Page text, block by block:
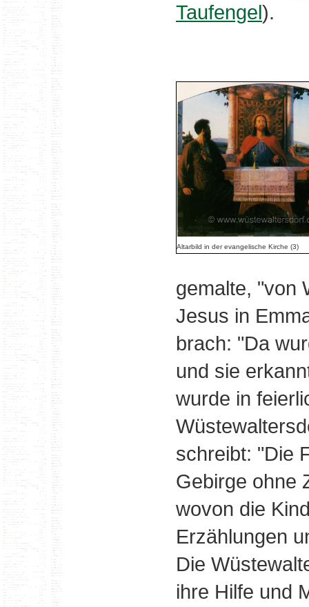
Taufengel).
Altarbild in der evangelische Kirche (3)
gemalte, "von
Jesus in
brach: "Da
und sie
wurde in
schreibt: "Die
Gebirge ohne
wovon die
Erzählungen
Die
ihre Hilfe und